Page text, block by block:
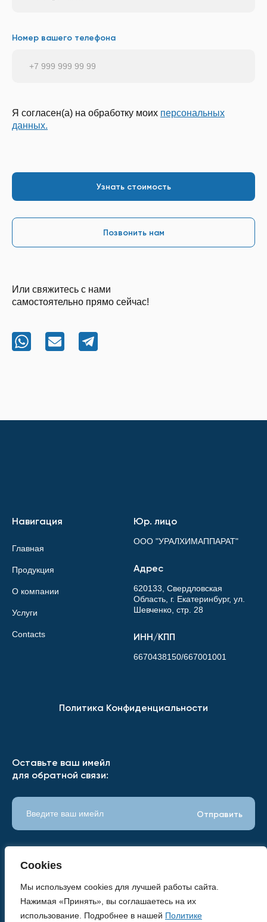
Cookies
Мы используем cookies для лучшей работы сайта.
Нажимая «Принять», вы соглашаетесь на их
использование. Подробнее в нашей Политике
Номер вашего телефона
Я согласен(а) на обработку моих персональных
данных.
Позвонить нам
Или свяжитесь с нами
самостоятельно прямо сейчас!
Навигация
Главная
Продукция
О компании
Услуги
Contacts
Юр. лицо
ООО "УРАЛХИМАППАРАТ"
Адрес
620133, Свердловская
Область, г. Екатеринбург, ул.
Шевченко, стр. 28
ИНН/КПП
6670438150/667001001
Политика Конфиденциальности
Оставьте ваш имейл
для обратной связи: